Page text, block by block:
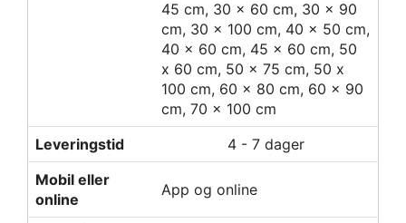
45 cm, 30 x 60 cm, 30 x 90
cm, 30 x 100 cm, 40 x 50 cm,
40 x 60 cm, 45 x 60 cm, 50
x 60 cm, 50 x 75 cm, 50 x
100 cm, 60 x 80 cm, 60 x 90
cm, 70 x 100 cm
Leveringstid
4 - 7 dager
Mobil eller
online
App og online